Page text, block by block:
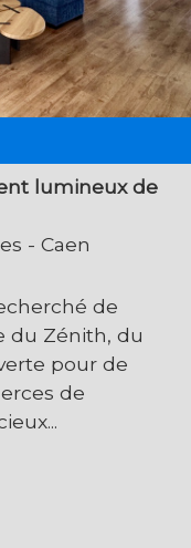
lumineux de
- Caen
de
du Zénith, du
pour de
de